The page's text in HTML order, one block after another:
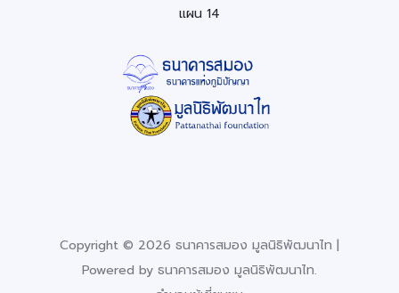
แผน 14
Copyright © 2026 ธนาคารสมอง มูลนิธิพัฒนาไท |
Powered by ธนาคารสมอง มูลนิธิพัฒนาไท.